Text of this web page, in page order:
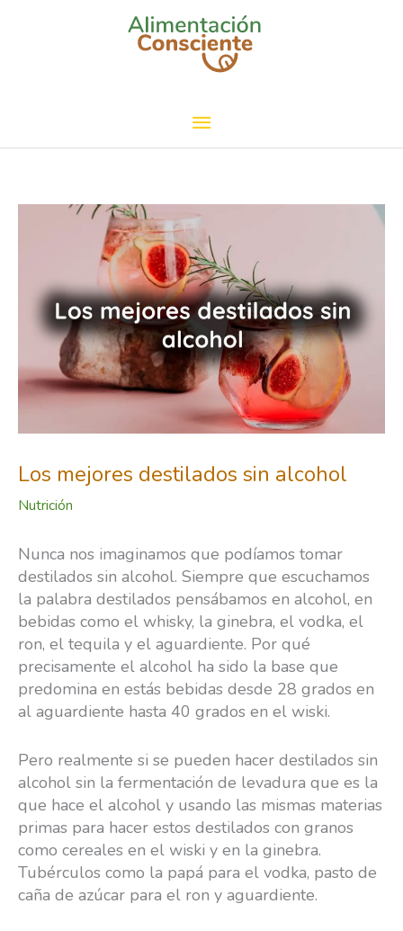
Los mejores destilados sin alcohol
Nutrición
Nunca nos imaginamos que podíamos tomar
destilados sin alcohol. Siempre que escuchamos
la palabra destilados pensábamos en alcohol, en
bebidas como el whisky, la ginebra, el vodka, el
ron, el tequila y el aguardiente. Por qué
precisamente el alcohol ha sido la base que
predomina en estás bebidas desde 28 grados en
al aguardiente hasta 40 grados en el wiski.
Pero realmente si se pueden hacer destilados sin
alcohol sin la fermentación de levadura que es la
que hace el alcohol y usando las mismas materias
primas para hacer estos destilados con granos
como cereales en el wiski y en la ginebra.
Tubérculos como la papá para el vodka, pasto de
caña de azúcar para el ron y aguardiente.